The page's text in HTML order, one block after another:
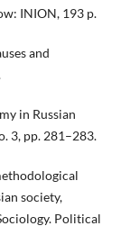
INION, 193 p.
and
in Russian
3, pp. 281–283.
society,
Political